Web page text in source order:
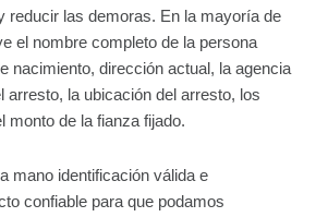
reducir las demoras. En la mayoría de
el nombre completo de la persona
nacimiento, dirección actual, la agencia
arresto, la ubicación del arresto, los
monto de la fianza fijado.
mano identificación válida e
confiable para que podamos